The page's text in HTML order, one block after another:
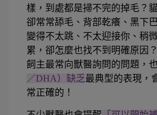
樣，到處都是掃不完的掉毛？
卻常常舔毛、背部乾癢、黑下
變得不太跳、不太迎接你、稍
累，卻怎麼也找不到明確原因
飼主最常向獸醫詢問的問題，
／DHA）缺乏最典型的表現，
常正確的！